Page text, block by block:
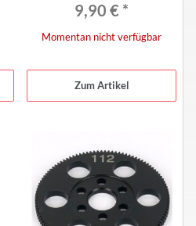
9,90 € *
Momentan nicht verfügbar
Zum Artikel